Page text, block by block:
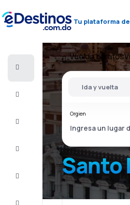
Tu plataforma
baratos
Alojamientos
Ofertas
Completa
el viaje
Inspiración
y consejos
Atención
Vuelos baratos
Santo
Ida y vuelta
Orgien